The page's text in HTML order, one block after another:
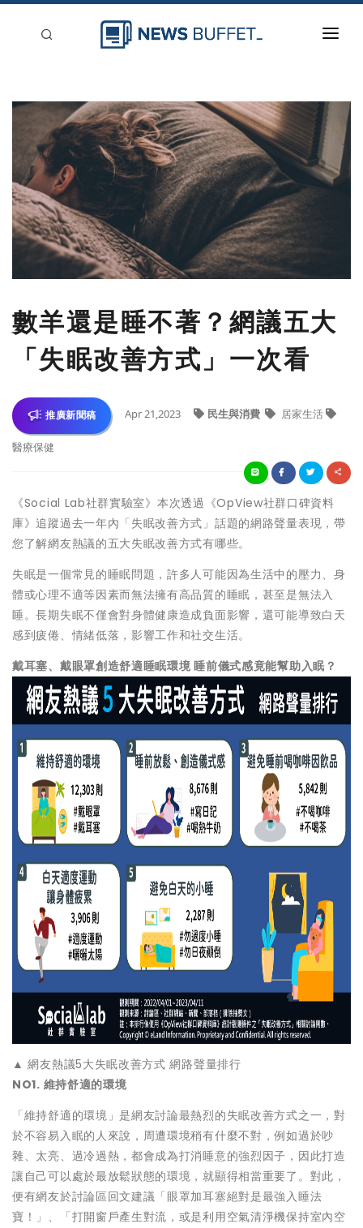
新聞稿分類
刊登
數羊還是睡不著？網議五大
「失眠改善方式」一次看
推廣新聞稿 Apr 21,2023 民生與消費 居家生活
醫療保健
《Social Lab社群實驗室》本次透過《OpView社群口碑資料
庫》追蹤過去一年內「失眠改善方式」話題的網路聲量表現，帶
您了解網友熱議的五大失眠改善方式有哪些。
失眠是一個常見的睡眠問題，許多人可能因為生活中的壓力、身
體或心理不適等因素而無法擁有高品質的睡眠，甚至是無法入
睡。長期失眠不僅會對身體健康造成負面影響，還可能導致白天
感到疲倦、情緒低落，影響工作和社交生活。
戴耳塞、戴眼罩創造舒適睡眠環境 睡前儀式感竟能幫助入眠？
▲ 網友熱議5大失眠改善方式 網路聲量排行
NO1. 維持舒適的環境
「維持舒適的環境」是網友討論最熱烈的失眠改善方式之一，對
於不容易入眠的人來說，周遭環境稍有什麼不對，例如過於吵
雜、太亮、過冷過熱，都會成為打消睡意的強烈因子，因此打造
讓自己可以處於最放鬆狀態的環境，就顯得相當重要了。對此，
便有網友於討論區回文建議「眼罩加耳塞絕對是最強入睡法
寶！」、「打開窗戶產生對流，或是利用空氣清淨機保持室內空